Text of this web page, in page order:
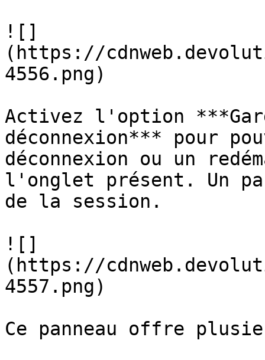
![]
(https://
4556.png)
Activez l'option
déconnexion*** pour
déconnexion ou un
l'onglet présent. Un
de la session.
![]
(https://
4557.png)
Ce panneau offre